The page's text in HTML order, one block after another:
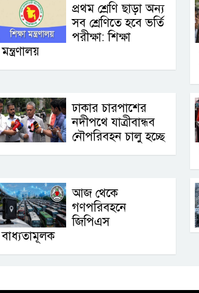
প্রথম শ্রেণি ছাড়া অন্য
সব শ্রেণিতে হবে ভর্তি
পরীক্ষা: শিক্ষা
মন্ত্রণালয়
ঢাকার চারপাশের
নদীপথে যাত্রীবান্ধব
নৌপরিবহন চালু হচ্ছে
আজ থেকে
গণপরিবহনে
জিপিএস
বাধ্যতামূলক